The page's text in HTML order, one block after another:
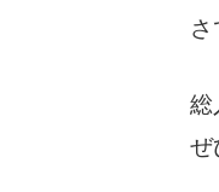
総
ぜ